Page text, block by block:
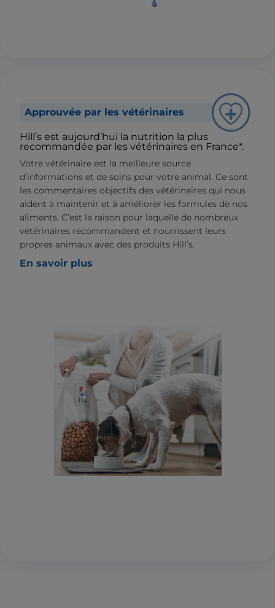
Approuvée par les vétérinaires
Hill’s est aujourd’hui la nutrition la plus
recommandée par les vétérinaires en France*.
Votre vétérinaire est la meilleure source
d’informations et de soins pour votre animal. Ce sont
les commentaires objectifs des vétérinaires qui nous
aident à maintenir et à améliorer les formules de nos
aliments. C’est la raison pour laquelle de nombreux
vétérinaires recommandent et nourrissent leurs
propres animaux avec des produits Hill’s.
En savoir plus